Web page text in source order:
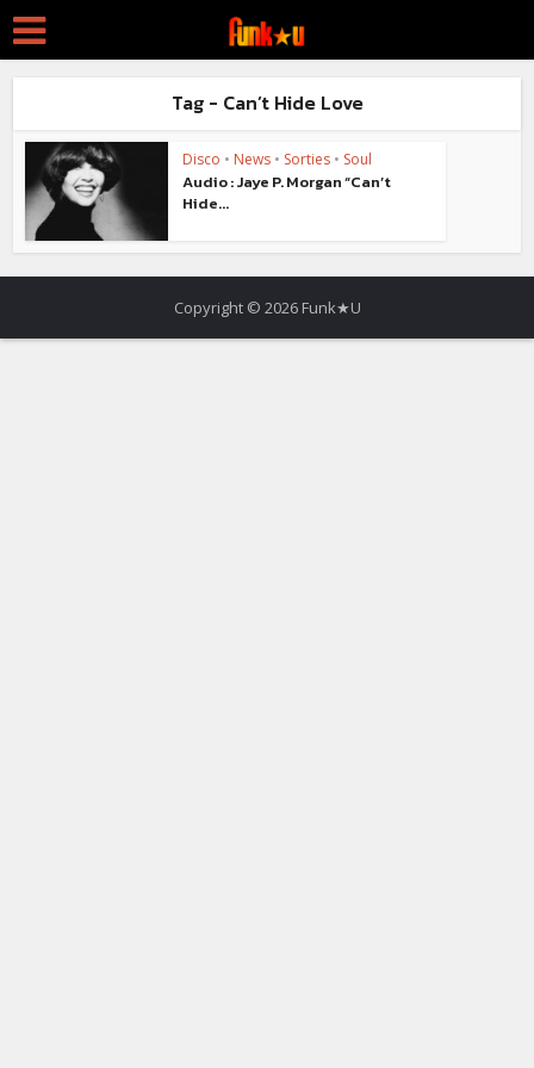
Tag - Can’t Hide Love
Disco • News • Sorties • Soul
Audio : Jaye P. Morgan “Can’t
Hide...
Copyright © 2026 Funk★U